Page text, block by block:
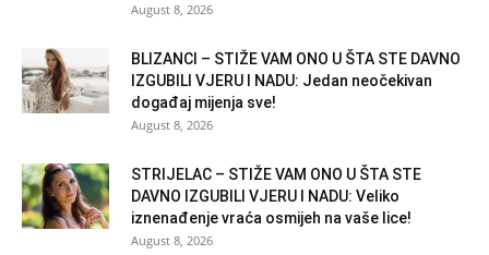
August 8, 2026
BLIZANCI – STIŽE VAM ONO U ŠTA STE DAVNO
IZGUBILI VJERU I NADU: Jedan neočekivan
događaj mijenja sve!
August 8, 2026
STRIJELAC – STIŽE VAM ONO U ŠTA STE
DAVNO IZGUBILI VJERU I NADU: Veliko
iznenađenje vraća osmijeh na vaše lice!
August 8, 2026